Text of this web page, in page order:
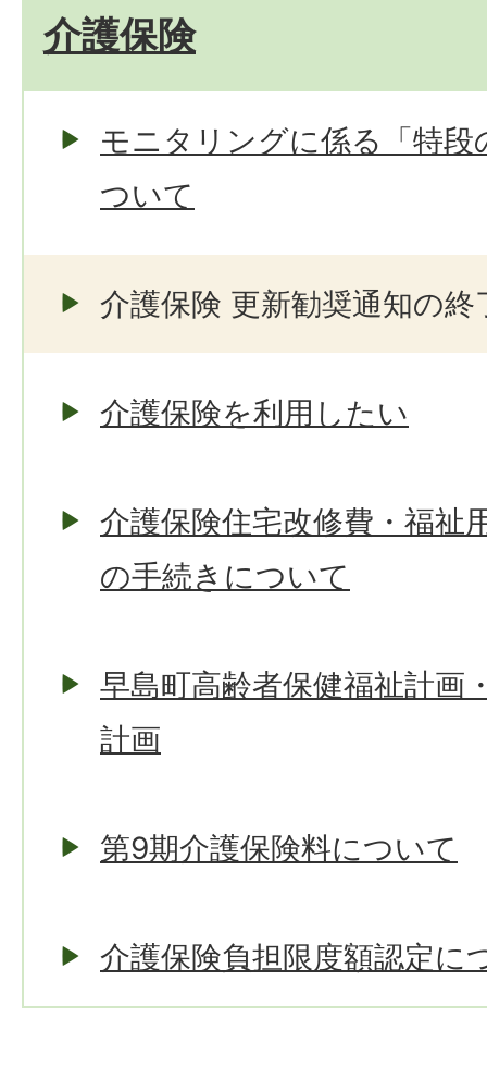
介護保険
モニタリングに係る「特段
ついて
介護保険 更新勧奨通知の
介護保険を利用したい
介護保険住宅改修費・福祉
の手続きについて
早島町高齢者保健福祉計画
計画
第9期介護保険料について
介護保険負担限度額認定に